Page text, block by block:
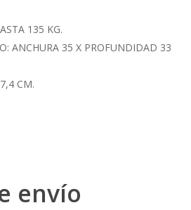
135 KG.
ANCHURA 35 X PROFUNDIDAD 33
CM.
envío